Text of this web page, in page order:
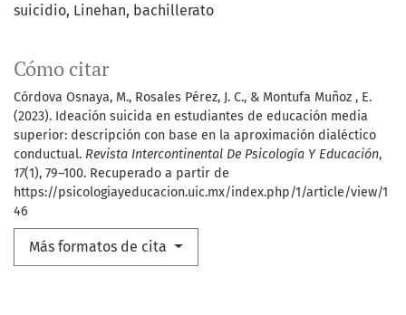
suicidio Linehan bachillerato
Cómo citar
Córdova Osnaya, M., Rosales Pérez, J. C., & Montufa Muñoz , E.
(2023). Ideación suicida en estudiantes de educación media
superior: descripción con base en la aproximación dialéctico
conductual. Revista Intercontinental De Psicología Y Educación,
17(1), 79–100. Recuperado a partir de
https://psicologiayeducacion.uic.mx/index.php/1/article/view/1
46
Más formatos de cita